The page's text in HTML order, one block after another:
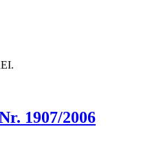
1907/2006